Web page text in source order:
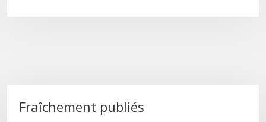
Fraîchement publiés